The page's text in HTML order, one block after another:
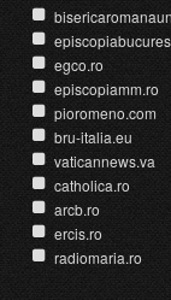
egco.ro
episcopiamm.ro
pioromeno.com
bru-italia.eu
vaticannews.va
catholica.ro
arcb.ro
ercis.ro
radiomaria.ro